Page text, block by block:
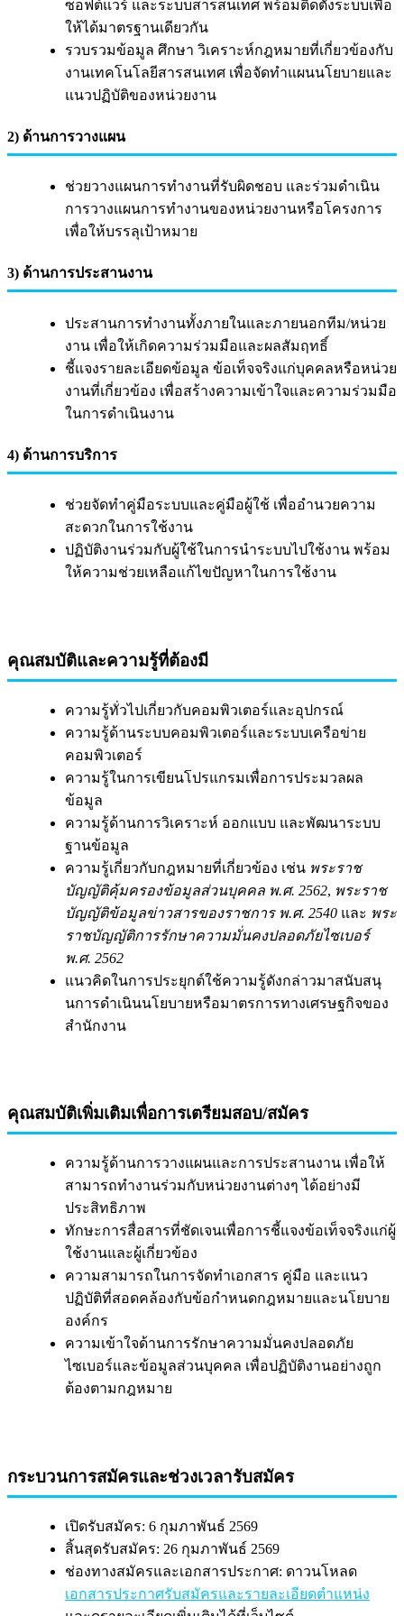
ซอฟต์แวร์ และระบบสารสนเทศ พร้อมติดตั้งระบบเพื่อ
ให้ได้มาตรฐานเดียวกัน
รวบรวมข้อมูล ศึกษา วิเคราะห์กฎหมายที่เกี่ยวข้องกับ
งานเทคโนโลยีสารสนเทศ เพื่อจัดทำแผนนโยบายและ
แนวปฏิบัติของหน่วยงาน
2) ด้านการวางแผน
ช่วยวางแผนการทำงานที่รับผิดชอบ และร่วมดำเนิน
การวางแผนการทำงานของหน่วยงานหรือโครงการ
เพื่อให้บรรลุเป้าหมาย
3) ด้านการประสานงาน
ประสานการทำงานทั้งภายในและภายนอกทีม/หน่วย
งาน เพื่อให้เกิดความร่วมมือและผลสัมฤทธิ์
ชี้แจงรายละเอียดข้อมูล ข้อเท็จจริงแก่บุคคลหรือหน่วย
งานที่เกี่ยวข้อง เพื่อสร้างความเข้าใจและความร่วมมือ
ในการดำเนินงาน
4) ด้านการบริการ
ช่วยจัดทำคู่มือระบบและคู่มือผู้ใช้ เพื่ออำนวยความ
สะดวกในการใช้งาน
ปฏิบัติงานร่วมกับผู้ใช้ในการนำระบบไปใช้งาน พร้อม
ให้ความช่วยเหลือแก้ไขปัญหาในการใช้งาน
คุณสมบัติและความรู้ที่ต้องมี
ความรู้ทั่วไปเกี่ยวกับคอมพิวเตอร์และอุปกรณ์
ความรู้ด้านระบบคอมพิวเตอร์และระบบเครือข่าย
คอมพิวเตอร์
ความรู้ในการเขียนโปรแกรมเพื่อการประมวลผล
ข้อมูล
ความรู้ด้านการวิเคราะห์ ออกแบบ และพัฒนาระบบ
ฐานข้อมูล
ความรู้เกี่ยวกับกฎหมายที่เกี่ยวข้อง เช่น พระราช
บัญญัติคุ้มครองข้อมูลส่วนบุคคล พ.ศ. 2562, พระราช
บัญญัติข้อมูลข่าวสารของราชการ พ.ศ. 2540 และ พระ
ราชบัญญัติการรักษาความมั่นคงปลอดภัยไซเบอร์
พ.ศ. 2562
แนวคิดในการประยุกต์ใช้ความรู้ดังกล่าวมาสนับสนุ
นการดำเนินนโยบายหรือมาตรการทางเศรษฐกิจของ
สำนักงาน
คุณสมบัติเพิ่มเติมเพื่อการเตรียมสอบ/สมัคร
ความรู้ด้านการวางแผนและการประสานงาน เพื่อให้
สามารถทำงานร่วมกับหน่วยงานต่างๆ ได้อย่างมี
ประสิทธิภาพ
ทักษะการสื่อสารที่ชัดเจนเพื่อการชี้แจงข้อเท็จจริงแก่ผู้
ใช้งานและผู้เกี่ยวข้อง
ความสามารถในการจัดทำเอกสาร คู่มือ และแนว
ปฏิบัติที่สอดคล้องกับข้อกำหนดกฎหมายและนโยบาย
องค์กร
ความเข้าใจด้านการรักษาความมั่นคงปลอดภัย
ไซเบอร์และข้อมูลส่วนบุคคล เพื่อปฏิบัติงานอย่างถูก
ต้องตามกฎหมาย
กระบวนการสมัครและช่วงเวลารับสมัคร
เปิดรับสมัคร: 6 กุมภาพันธ์ 2569
สิ้นสุดรับสมัคร: 26 กุมภาพันธ์ 2569
ช่องทางสมัครและเอกสารประกาศ: ดาวนโหลด
เอกสารประกาศรับสมัครและรายละเอียดตำแหน่ง